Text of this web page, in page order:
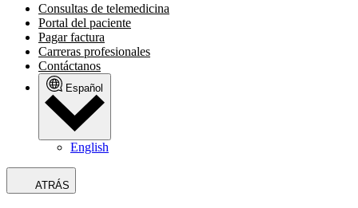
Consultas de telemedicina
Portal del paciente
Pagar factura
Carreras profesionales
Contáctanos
Español
English
ATRÁS